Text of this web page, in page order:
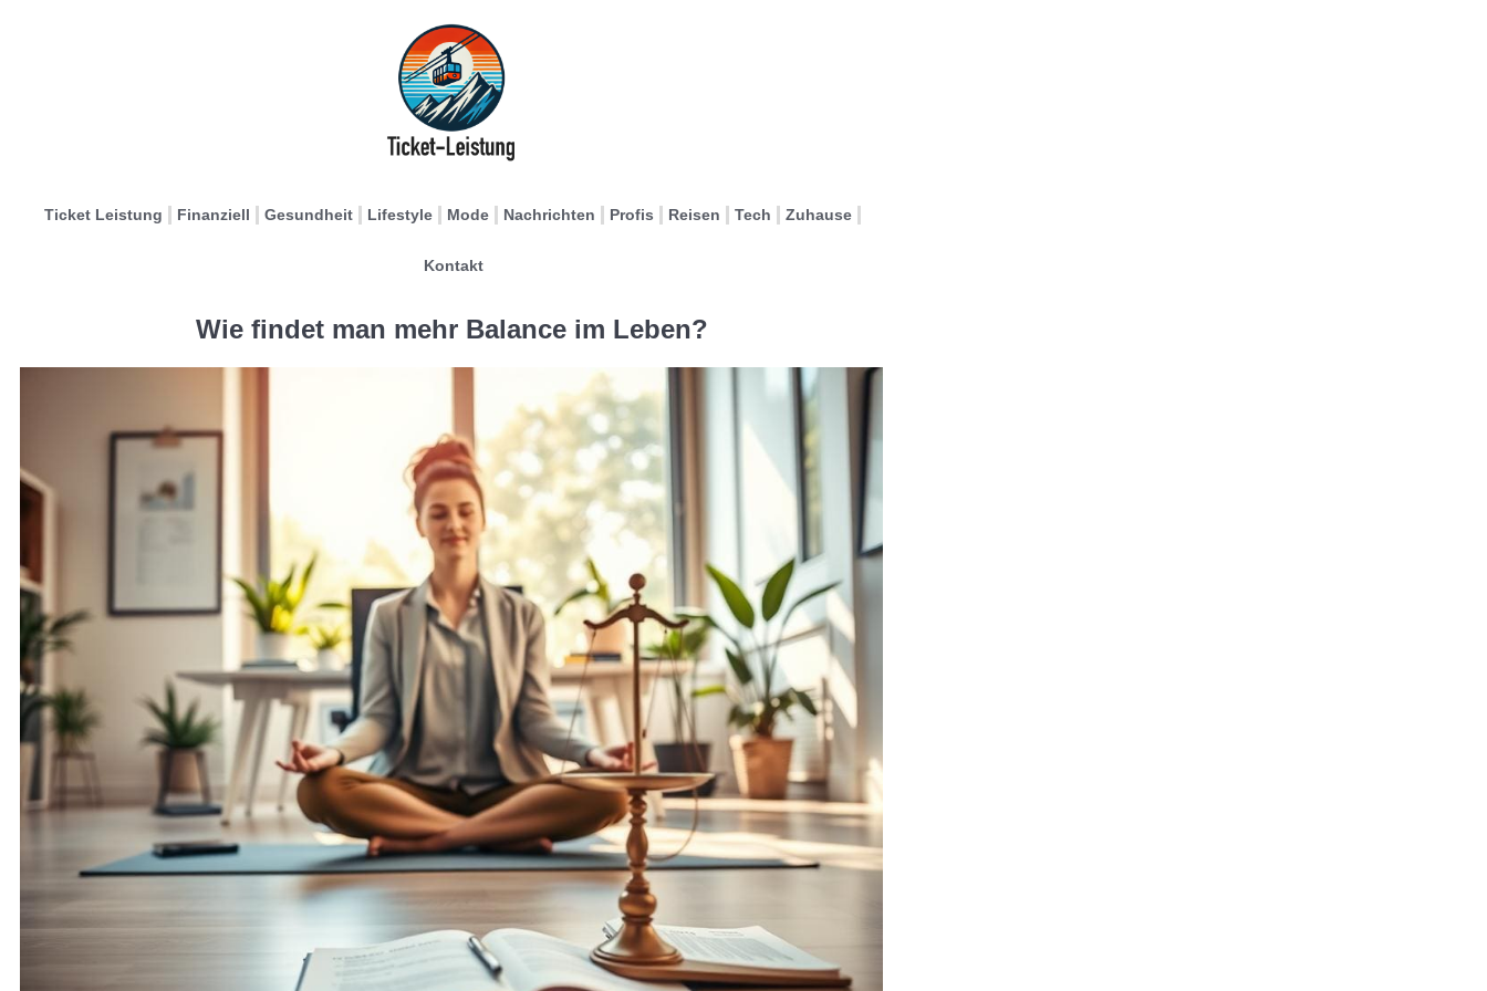
Ticket Leistung Finanziell Gesundheit Lifestyle Mode Nachrichten Profis Reisen Tech Zuhause
Kontakt
Wie findet man mehr Balance im Leben?